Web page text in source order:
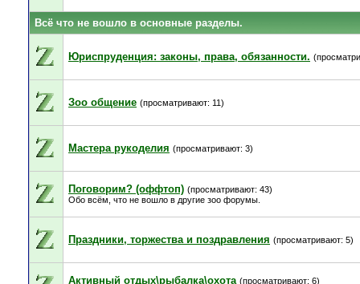
Всё что не вошло в основные разделы.
Юриспруденция: законы, права, обязанности.
Зоо общение (просматривают: 11)
Мастера рукоделия (просматривают: 3)
Поговорим? (оффтоп) (просматривают: 43)
Обо всём, что не вошло в другие зоо форумы.
Праздники, торжества и поздравления (просматривают: 5)
Активный отдых\рыбалка\охота (просматривают: 6)